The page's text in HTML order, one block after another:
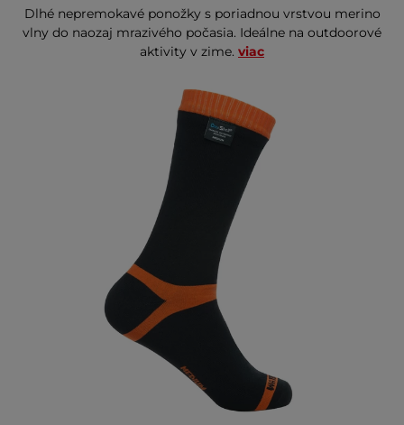
Dlhé nepremokavé ponožky s poriadnou vrstvou merino
vlny do naozaj mrazivého počasia. Ideálne na outdoorové
aktivity v zime. viac